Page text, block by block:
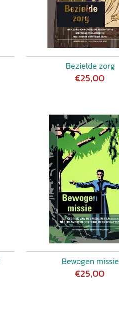
Bezielde zorg
€25,00
Bewogen missie
€25,00